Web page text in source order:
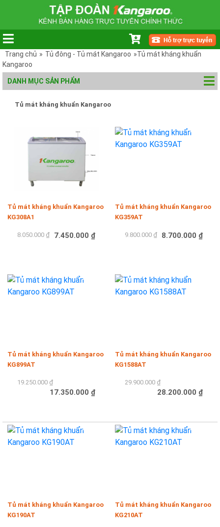
Trang chủ » Tủ đông - Tủ mát Kangaroo »Tủ mát kháng khuẩn
Kangaroo
DANH MỤC SẢN PHẨM
Tủ mát kháng khuẩn Kangaroo
Tủ mát kháng khuẩn Kangaroo
KG308A1
8.050.000 ₫ 7.450.000 ₫
-11%
Tủ mát kháng khuẩn Kangaroo
KG359AT
9.800.000 ₫ 8.700.000 ₫
-10%
Tủ mát kháng khuẩn Kangaroo
KG899AT
19.250.000 ₫
17.350.000 ₫
-6%
Tủ mát kháng khuẩn Kangaroo
KG1588AT
29.900.000 ₫
28.200.000 ₫
-15%
Tủ mát kháng khuẩn Kangaroo
KG190AT
-13%
Tủ mát kháng khuẩn Kangaroo
KG210AT